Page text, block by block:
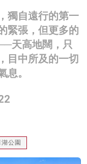
獨自遠行的第一
緊張，但更多的
天高地闊，只
目中所及的一切
。
湖公園